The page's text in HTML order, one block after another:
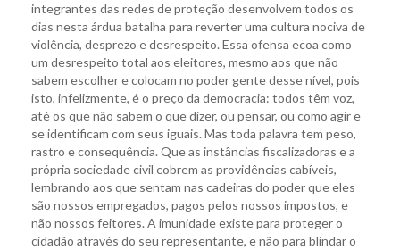
integrantes das redes de proteção desenvolvem todos os
dias nesta árdua batalha para reverter uma cultura nociva de
violência, desprezo e desrespeito. Essa ofensa ecoa como
um desrespeito total aos eleitores, mesmo aos que não
sabem escolher e colocam no poder gente desse nível, pois
isto, infelizmente, é o preço da democracia: todos têm voz,
até os que não sabem o que dizer, ou pensar, ou como agir e
se identificam com seus iguais. Mas toda palavra tem peso,
rastro e consequência. Que as instâncias fiscalizadoras e a
própria sociedade civil cobrem as providências cabíveis,
lembrando aos que sentam nas cadeiras do poder que eles
são nossos empregados, pagos pelos nossos impostos, e
não nossos feitores. A imunidade existe para proteger o
cidadão através do seu representante, e não para blindar o